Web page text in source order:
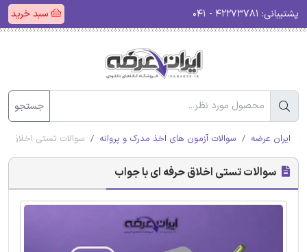
پشتیبانی: سبد خرید
جستجو
ایران عرضه سوالات آزمون های اخذ مدرک و پروانه سوالات تستی اخلاق
سوالات تستی اخلاق حرفه ای با جواب